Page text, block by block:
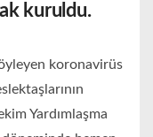
kuruldu.
koronavirüs
Yardımlaşma